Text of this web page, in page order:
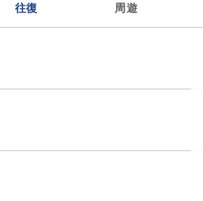
往復 周遊